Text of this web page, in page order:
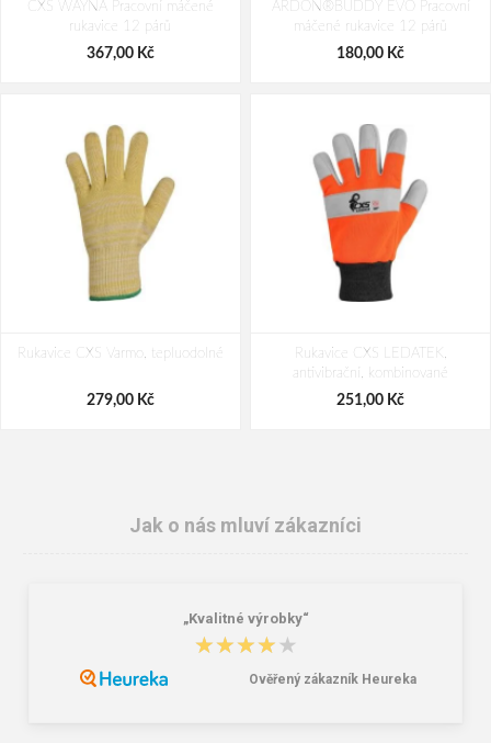
rukavice zimní
55,00 Kč 57,00 Kč
rukavice
44,00 Kč
CXS WAYNA Pracovní máčené
rukavice 12 párů
367,00 Kč
ARDON®BUDDY EVO Pracovní
máčené rukavice 12 párů
180,00 Kč
Rukavice CXS Varmo, tepluodolné
279,00 Kč
Rukavice CXS LEDATEK,
antivibrační, kombinované
251,00 Kč
Jak o nás mluví zákazníci
„Kvalitné výrobky“
★★★★★
★★★★★
Ověřený zákazník Heureka